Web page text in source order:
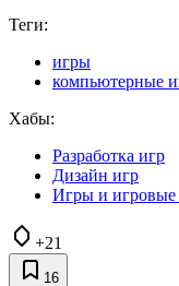
Теги:
игры
компьютерные
Хабы:
Разработка игр
Дизайн игр
Игры и игровые
+21
16